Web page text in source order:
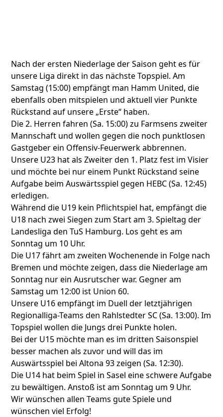
Nach der ersten Niederlage der Saison geht es für
unsere Liga direkt in das nächste Topspiel. Am
Samstag (15:00) empfängt man Hamm United, die
ebenfalls oben mitspielen und aktuell vier Punkte
Rückstand auf unsere „Erste“ haben.
Die 2. Herren fahren (Sa. 15:00) zu Farmsens zweiter
Mannschaft und wollen gegen die noch punktlosen
Gastgeber ein Offensiv-Feuerwerk abbrennen.
Unsere U23 hat als Zweiter den 1. Platz fest im Visier
und möchte bei nur einem Punkt Rückstand seine
Aufgabe beim Auswärtsspiel gegen HEBC (Sa. 12:45)
erledigen.
Während die U19 kein Pflichtspiel hat, empfängt die
U18 nach zwei Siegen zum Start am 3. Spieltag der
Landesliga den TuS Hamburg. Los geht es am
Sonntag um 10 Uhr.
Die U17 fährt am zweiten Wochenende in Folge nach
Bremen und möchte zeigen, dass die Niederlage am
Sonntag nur ein Ausrutscher war. Gegner am
Samstag um 12:00 ist Union 60.
Unsere U16 empfängt im Duell der letztjährigen
Regionalliga-Teams den Rahlstedter SC (Sa. 13:00). Im
Topspiel wollen die Jungs drei Punkte holen.
Bei der U15 möchte man es im dritten Saisonspiel
besser machen als zuvor und will das im
Auswärtsspiel bei Altona 93 zeigen (Sa. 12:30).
Die U14 hat beim Spiel in Sasel eine schwere Aufgabe
zu bewältigen. Anstoß ist am Sonntag um 9 Uhr.
Wir wünschen allen Teams gute Spiele und
wünschen viel Erfolg!